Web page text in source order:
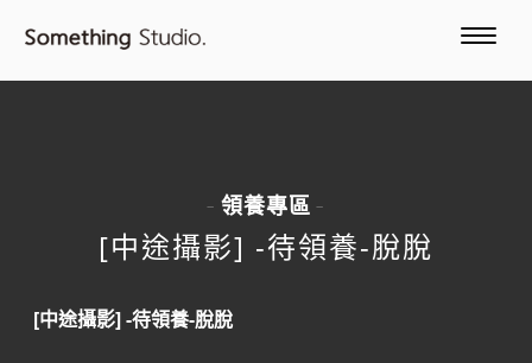
- 領養專區 -
[中途攝影] -待領養-脫脫
[中途攝影] -待領養-脫脫